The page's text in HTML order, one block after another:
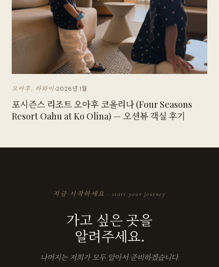
오아후, 하와이 2026년 1월
포시즌스 리조트 오아후 코올리나 (Four Seasons
Resort Oahu at Ko Olina) — 오션뷰 객실 후기
지금 시작하세요 · start your journey
가고 싶은 곳을
알려주세요.
나머지는 저희가 모두 알아서 준비하겠습니다.